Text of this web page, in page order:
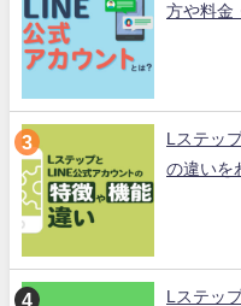
方や料金
Lステッ
の違いを
Lステッ